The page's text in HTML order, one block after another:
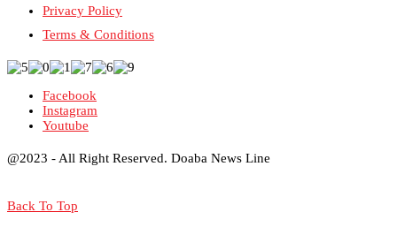
Privacy Policy
Terms & Conditions
Facebook
Instagram
Youtube
@2023 - All Right Reserved. Doaba News Line
Back To Top